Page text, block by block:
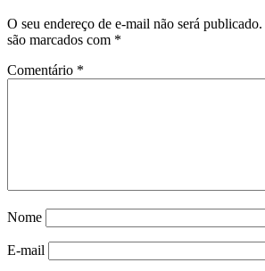
O seu endereço de e-mail não será publicado.
são marcados com *
Comentário *
Nome
E-mail